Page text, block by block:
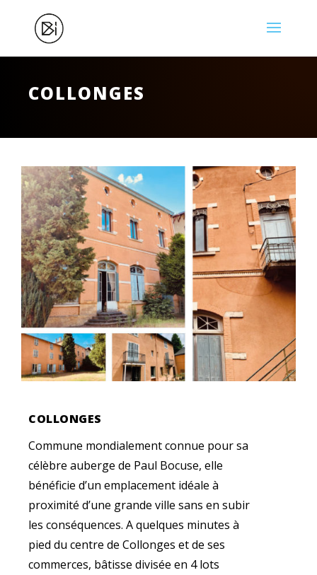
COLLONGES
COLLONGES
Commune mondialement connue pour sa
célèbre auberge de Paul Bocuse, elle
bénéficie d’un emplacement idéale à
proximité d’une grande ville sans en subir
les conséquences. A quelques minutes à
pied du centre de Collonges et de ses
commerces, bâtisse divisée en 4 lots